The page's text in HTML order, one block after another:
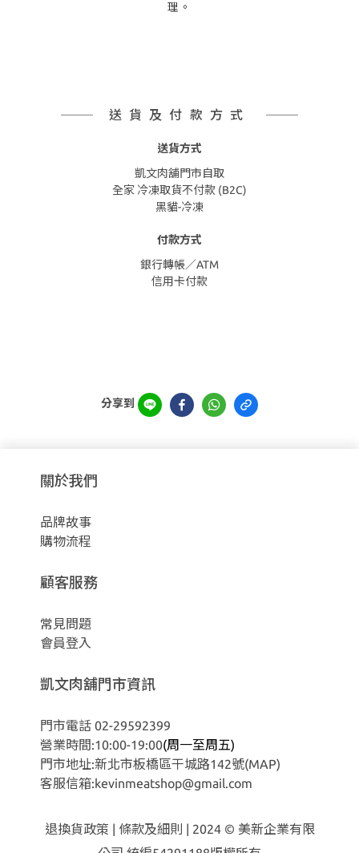
理。
送貨及付款方式
送貨方式
凱文肉舖門市自取
全家 冷凍取貨不付款 (B2C)
黑貓-冷凍
付款方式
銀行轉帳／ATM
信用卡付款
分享到
關於我們
品牌故事
購物流程
顧客服務
常見問題
會員登入
凱文肉舖門市資訊
門市電話 02-29592399
營業時間:10:00-19:00(周一至周五)
門市地址:新北市板橋區干城路142號(MAP)
客服信箱:kevinmeatshop@gmail.com
退換貨政策 | 條款及細則 | 2024 © 美新企業有限